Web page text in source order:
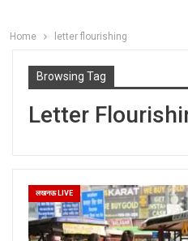
Home letter flourishing
Browsing Tag
Letter
लखनऊ LIVE